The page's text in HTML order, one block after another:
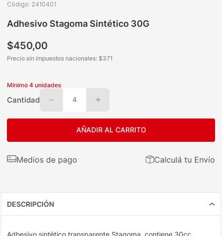
Código:2410401
Adhesivo Stagoma Sintético 30G
$450,00
Precio sin impuestos nacionales: $371
Mínimo4 unidades
Cantidad 4
AÑADIR AL CARRITO
Medios de pago Calculá tu Envío
DESCRIPCIÓN